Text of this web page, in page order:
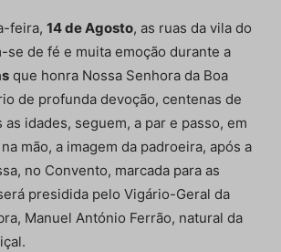
feira, 14 de Agosto, as ruas da vila do
se de fé e muita emoção durante a
que honra Nossa Senhora da Boa
de profunda devoção, centenas de
as idades, seguem, a par e passo, em
mão, a imagem da padroeira, após a
no Convento, marcada para as
presidida pelo Vigário-Geral da
Manuel António Ferrão, natural da